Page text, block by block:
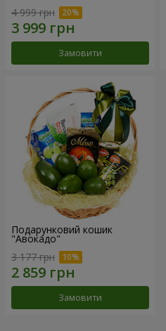
4 999 грн
Замовити
Подарунковий кошик
"Авокадо"
3 177 грн
Замовити